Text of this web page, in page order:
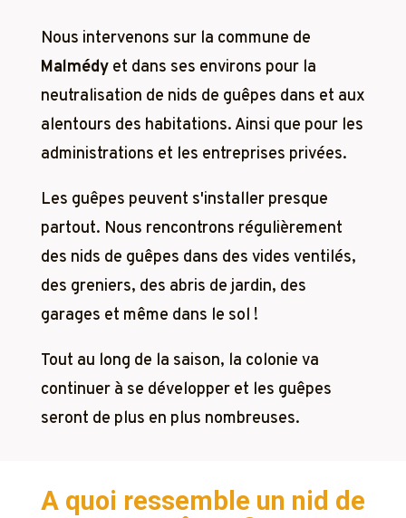
Nous intervenons sur la commune de
Malmédyet dans ses environs pour la
neutralisation de nids de guêpes dans et aux
alentours des habitations. Ainsi que pour les
administrations et les entreprises privées.
Les guêpes peuvent s'installer presque
partout. Nous rencontrons régulièrement
des nids de guêpes dans des vides ventilés,
des greniers, des abris de jardin, des
garages et même dans le sol !
Tout au long de la saison, la colonie va
continuer à se développer et les guêpes
seront de plus en plus nombreuses.
A quoi ressemble un nid de